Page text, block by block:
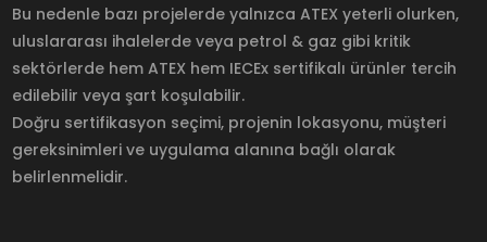
Bu nedenle bazı projelerde yalnızca ATEX yeterli olurken,
uluslararası ihalelerde veya petrol & gaz gibi kritik
sektörlerde hem ATEX hem IECEx sertifikalı ürünler tercih
edilebilir veya şart koşulabilir.
Doğru sertifikasyon seçimi, projenin lokasyonu, müşteri
gereksinimleri ve uygulama alanına bağlı olarak
belirlenmelidir.